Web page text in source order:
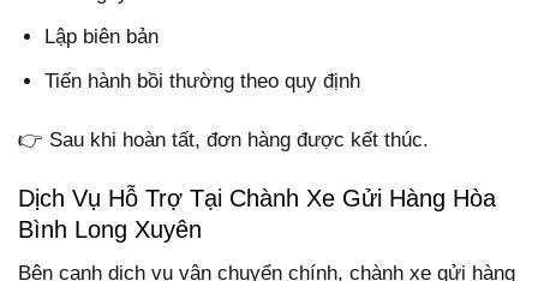
Lập biên bản
Tiến hành bồi thường theo quy định
👉 Sau khi hoàn tất, đơn hàng được kết thúc.
Dịch Vụ Hỗ Trợ Tại Chành Xe Gửi Hàng Hòa
Bình Long Xuyên
Bên cạnh dịch vụ vận chuyển chính, chành xe gửi hàng